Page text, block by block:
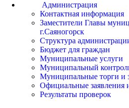
Администрация
Контактная информация
Заместители Главы
г.Саяногорск
Структура
Бюджет для граждан
Муниципальные услуги
Муниципальный
Муниципальные торги и
Официальные заявления
Результаты проверок